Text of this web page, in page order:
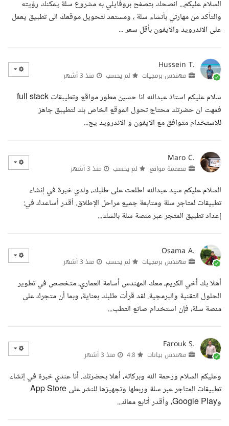
السلام عليكم... انصحك بتصفح بروفايلي به مشروع سلة يمكنك رؤيته
والتأكد من مهارتي بأنشاء سلة ، ومستعد لتحويل موقعك الى تطبيق يعمل
على الاندرويد والايفون بأقل سعر ...
Hussein T.
مهندس برمجيات لم يحسب منذ 3 أشهر
سلام عليكم استاذ عبدالله انا حسين مطور مواقع وتطيبقات full stack
فمهت ان حضرتك محتاج تحول الموقع الخاص بك لتطيبق جاهز
للاستخدام متوافق مع الايفون و الاندرويد يج...
Maro C.
مصممة مواقع لم يحسب منذ 3 أشهر
السلام عليكم سيد عبدالله اطلعت على طلبك، ولدي خبرة في إنشاء
تطبيقات لمتاجر سلة ومتابعة جميع مراحل الإطلاق. أقدر أساعدك في:
إعداد تطبيق المتجر عبر منصة سلة بالشك...
Osama A.
مهندس برمجيات لم يحسب منذ 3 أشهر
أهلا بك أخي الكريم، معك المهندس أسامة العماري، متخصص في تطوير
الحلول التقنية والبرمجية. لقد قرأت طلبك بعناية، وبما أن متجرك على
منصة سلة، فإن استخدام صانع التطب...
Farouk S.
مهندس بيانات منذ 3 أشهر
وعليكم السلام ورحمة الله وبركاته، أهلا بحضرتك. أنا عندي خبرة في إنشاء
تطبيقات المتاجر عبر سلة وربطها وتجهيزها للنشر على App Store
وGoogle Play، وأقدر أتابع معاك...